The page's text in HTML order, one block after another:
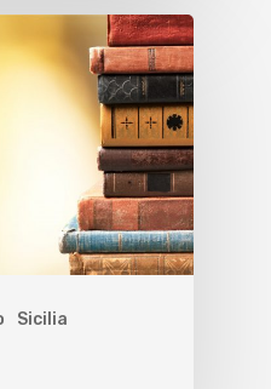
Sicilia